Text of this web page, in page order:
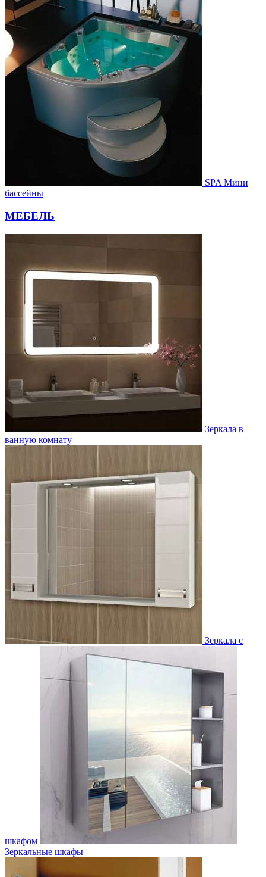
SPA Мини
бассейны
МЕБЕЛЬ
Зеркала в
ванную комнату
Зеркала с
шкафом
Зеркальные шкафы